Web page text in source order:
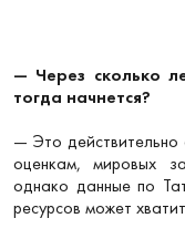
— Через сколько
тогда начнется?
— Это
оценкам, мировых
однако данные по
ресурсов может